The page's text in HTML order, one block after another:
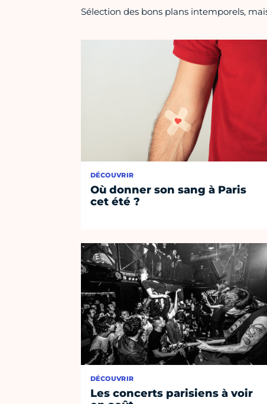
Sélection des bons plans intemporels,
DÉCOUVRIR
Où donner son sang à Paris
cet été ?
DÉCOUVRIR
Les concerts parisiens à voir